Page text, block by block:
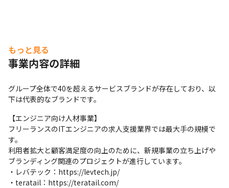
もっと見る
事業内容の詳細
グループ全体で40を超えるサービスブランドが存在しており、以
下は代表的なブランドです。
【エンジニア向け人材事業】
フリーランスのITエンジニアの求人支援業界では最大手の規模で
す。
利用者拡大と顧客満足度の向上のために、新規事業の立ち上げや
ブランディング関連のプロジェクトが進行しています。
・レバテック：https://levtech.jp/
・teratail：https://teratail.com/